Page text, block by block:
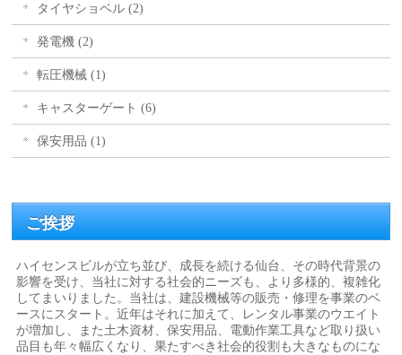
タイヤショベル (2)
発電機 (2)
転圧機械 (1)
キャスターゲート (6)
保安用品 (1)
ご挨拶
ハイセンスビルが立ち並び、成長を続ける仙台、その時代背景の
影響を受け、当社に対する社会的ニーズも、より多様的、複雑化
してまいりました。当社は、建設機械等の販売・修理を事業のベ
ースにスタート。近年はそれに加えて、レンタル事業のウエイト
が増加し、また土木資材、保安用品、電動作業工具など取り扱い
品目も年々幅広くなり、果たすべき社会的役割も大きなものにな